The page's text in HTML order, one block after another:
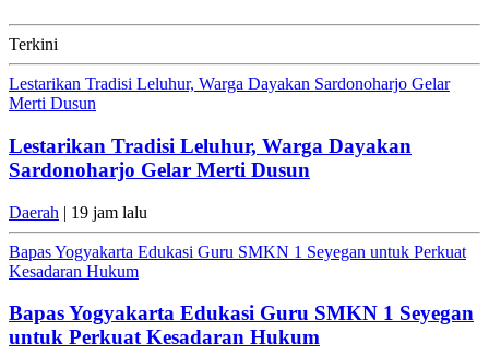
Terkini
Lestarikan Tradisi Leluhur, Warga Dayakan Sardonoharjo Gelar
Merti Dusun
Lestarikan Tradisi Leluhur, Warga Dayakan
Sardonoharjo Gelar Merti Dusun
Daerah | 19 jam lalu
Bapas Yogyakarta Edukasi Guru SMKN 1 Seyegan untuk Perkuat
Kesadaran Hukum
Bapas Yogyakarta Edukasi Guru SMKN 1 Seyegan
untuk Perkuat Kesadaran Hukum